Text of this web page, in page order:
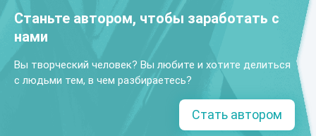
Станьте автором, чтобы заработать с
нами
Вы творческий человек? Вы любите и хотите делиться
с людьми тем, в чем разбираетесь?
Стать автором